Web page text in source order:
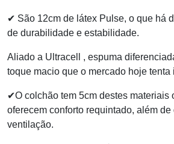
✔ São 12cm de látex Pulse, o que há
de durabilidade e estabilidade.
Aliado a Ultracell , espuma
toque macio que o mercado hoje tenta
✔O colchão tem 5cm destes materiais
oferecem conforto requintado, além de
ventilação.